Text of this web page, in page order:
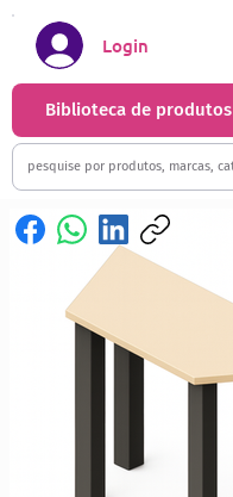
Biblioteca de produtos
Login